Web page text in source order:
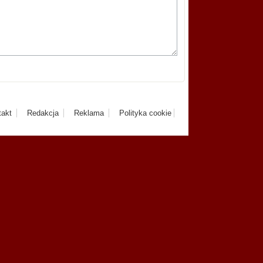
Redakcja Reklama Polityka cookie